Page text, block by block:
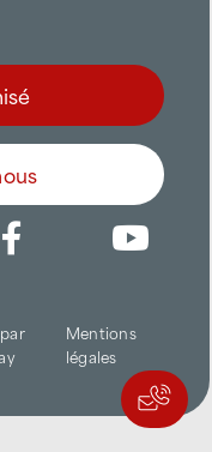
Mentions
légales
une agence